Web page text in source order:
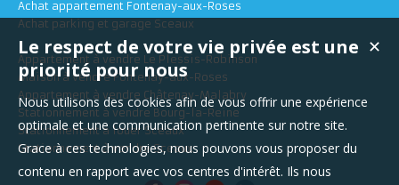
Achat appartement Fontenay-aux-Roses
Achat parking et garage Sceaux
Appartement à vendre Le Plessis-Robinson
Maison à vendre Fontenay-aux-Roses
Appartement à vendre Châtenay-Malabry
Stationnement à vendre Bourg-la-Reine
Stationnement à louer Sceaux
Stationnement à vendre Sceaux
✕
Le respect de votre vie privée est une
priorité pour nous
Nous utilisons des cookies afin de vous offrir une expérience
optimale et une communication pertinente sur notre site.
Grace à ces technologies, nous pouvons vous proposer du
contenu en rapport avec vos centres d'intérêt. Ils nous